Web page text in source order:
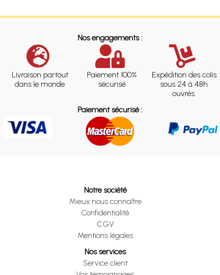
Nos engagements :
Livraison partout
dans le monde
Paiement 100%
sécurisé
Expédition des colis
sous 24 à 48h
ouvrés.
Paiement sécurisé :
Notre société
Mieux nous connaître
Confidentialité
CGV
Mentions légales
Nos services
Service client